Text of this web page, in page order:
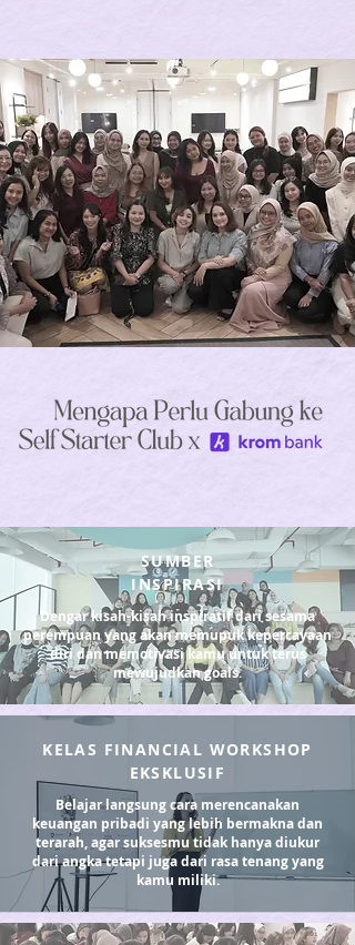
SUMBER
INSPIRASI
Dengar kisah-kisah inspiratif dari sesama
perempuan yang akan memupuk kepercayaan
diri dan memotivasi kamu untuk terus
mewujudkan goals.
KELAS FINANCIAL WORKSHOP
EKSKLUSIF
Belajar langsung cara merencanakan
keuangan pribadi yang lebih bermakna dan
terarah, agar suksesmu tidak hanya diukur
dari angka tetapi juga dari rasa tenang yang
kamu miliki.